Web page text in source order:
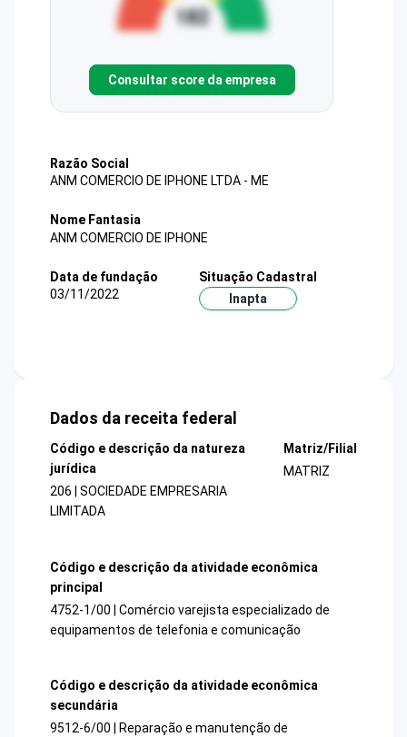
Consultar score da empresa
Razão Social
ANM COMERCIO DE IPHONE LTDA - ME
Nome Fantasia
ANM COMERCIO DE IPHONE
Data de fundação
03/11/2022
Situação Cadastral
Inapta
Dados da receita federal
Código e descrição da natureza
jurídica
206 | SOCIEDADE EMPRESARIA
LIMITADA
Matriz/Filial
MATRIZ
Código e descrição da atividade econômica
principal
4752-1/00 | Comércio varejista especializado de
equipamentos de telefonia e comunicação
Código e descrição da atividade econômica
secundária
9512-6/00 | Reparação e manutenção de